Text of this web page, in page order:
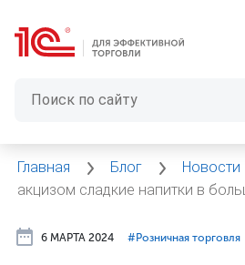
Главная Блог Новости
акцизом сладкие напитки в
6 МАРТА 2024 #⁣Розничная торговля